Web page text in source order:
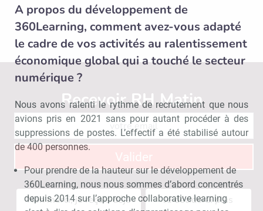
A propos du développement de
360Learning, comment avez-vous adapté
le cadre de vos activités au ralentissement
économique global qui a touché le secteur
numérique ?
Nous avons ralenti le rythme de recrutement que nous
avions pris en 2021 sans pour autant procéder à des
suppressions de postes. L’effectif a été stabilisé autour
de 400 personnes.
Pour prendre de la hauteur sur le développement de
360Learning, nous nous sommes d’abord concentrés
depuis 2014 sur l’approche collaborative learning
Recevoir RH Matin
Non merci, je reçois déjà
Je déciderai plus